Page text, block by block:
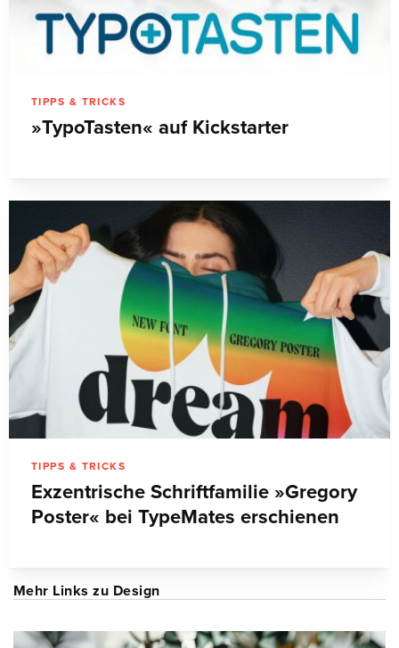
TIPPS & TRICKS
»TypoTasten« auf Kickstarter
TIPPS & TRICKS
Exzentrische Schriftfamilie »Gregory
Poster« bei TypeMates erschienen
Mehr Links zu Design